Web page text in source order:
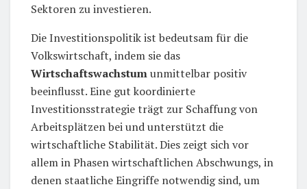
Sektoren zu investieren.
Die Investitionspolitik ist bedeutsam für die
Volkswirtschaft, indem sie das
Wirtschaftswachstumunmittelbar positiv
beeinflusst. Eine gut koordinierte
Investitionsstrategie trägt zur Schaffung von
Arbeitsplätzen bei und unterstützt die
wirtschaftliche Stabilität. Dies zeigt sich vor
allem in Phasen wirtschaftlichen Abschwungs, in
denen staatliche Eingriffe notwendig sind, um